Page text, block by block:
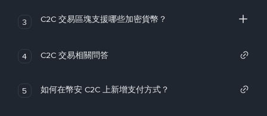
3 C2C 交易區塊支援哪些加密貨幣？
4 C2C 交易相關問答
5 如何在幣安 C2C 上新增支付方式？